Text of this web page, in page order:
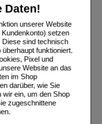
Daten!
unserer Website
setzen
sind technisch
funktioniert.
Pixel und
Website an das
im Shop
darüber, wie Sie
wir ein, um den Shop
zugeschnittene